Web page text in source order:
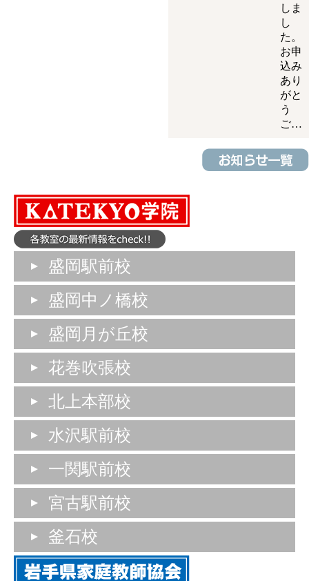
しま
し
た。
お申
込み
あり
がと
う
ご…
盛岡駅前校
盛岡中ノ橋校
盛岡月が丘校
花巻吹張校
北上本部校
水沢駅前校
一関駅前校
宮古駅前校
釜石校